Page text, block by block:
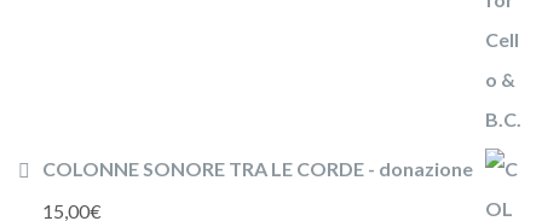
COLONNE SONORE TRA LE CORDE - donazione
15,00€